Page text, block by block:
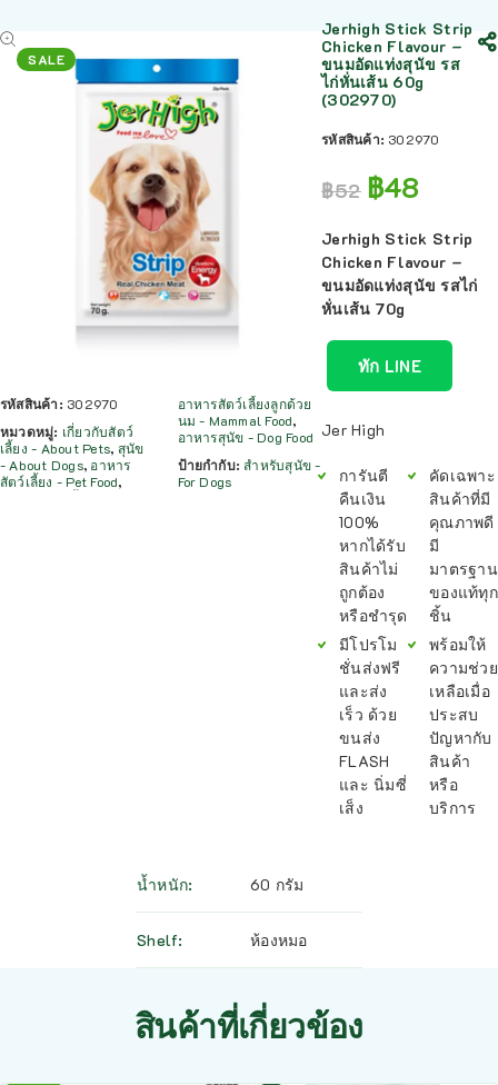
SALE
รหัสสินค้า: 302970
หมวดหมู่: เกี่ยวกับสัตว์
เลี้ยง - About Pets, สุนัข
- About Dogs, อาหาร
สัตว์เลี้ยง - Pet Food,
อาหารสัตว์เลี้ยงลูกด้วย
นม - Mammal Food,
อาหารสุนัข - Dog Food
ป้ายกำกับ:สำหรับสุนัข -
For Dogs
Jerhigh Stick Strip
Chicken Flavour –
ขนมอัดแท่งสุนัข รส
ไก่หั่นเส้น 60g
(302970)
รหัสสินค้า: 302970
฿52 ฿48
Jerhigh Stick Strip
Chicken Flavour –
ขนมอัดแท่งสุนัข รสไก่
หั่นเส้น 70g
ทัก LINE
Jer High
การันตี
คืนเงิน
100%
หากได้รับ
สินค้าไม่
ถูกต้อง
หรือชำรุด
มีโปรโม
ชั่นส่งฟรี
และส่ง
เร็ว ด้วย
ขนส่ง
FLASH
และ นิ่มซี่
เส็ง
คัดเฉพาะ
สินค้าที่มี
คุณภาพดี
มี
มาตรฐาน
ของแท้ทุก
ชิ้น
พร้อมให้
ความช่วย
เหลือเมื่อ
ประสบ
ปัญหากับ
สินค้า
หรือ
บริการ
น้ำหนัก 60 กรัม
Shelf ห้องหมอ
สินค้าที่เกี่ยวข้อง